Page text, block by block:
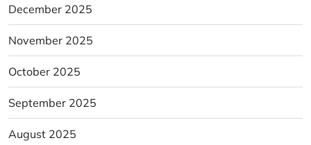
December 2025
November 2025
October 2025
September 2025
August 2025